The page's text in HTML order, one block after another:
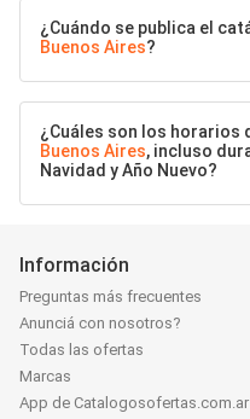
¿Cuándo se publica el
Buenos Aires?
¿Cuáles son los horarios
Buenos Aires, incluso
Navidad y Año Nuevo?
Información
Preguntas más frecuentes
Anunciá con nosotros?
Todas las ofertas
Marcas
App de Catalogosofertas.com.ar